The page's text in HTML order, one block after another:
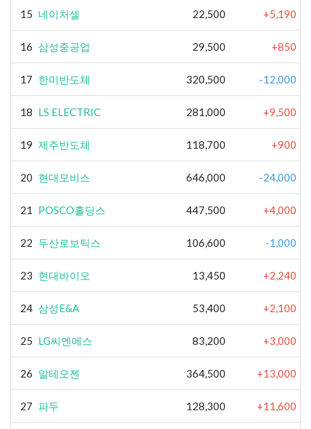
15 네이처셀 22,500 +5,190
16 삼성중공업 29,500 +850
17 한미반도체 320,500 -12,000
18 LS ELECTRIC 281,000 +9,500
19 제주반도체 118,700 +900
20 현대모비스 646,000 -24,000
21 POSCO홀딩스 447,500 +4,000
22 두산로보틱스 106,600 -1,000
23 현대바이오 13,450 +2,240
24 삼성E&A 53,400 +2,100
25 LG씨엔에스 83,200 +3,000
26 알테오젠 364,500 +13,000
27 파두 128,300 +11,600